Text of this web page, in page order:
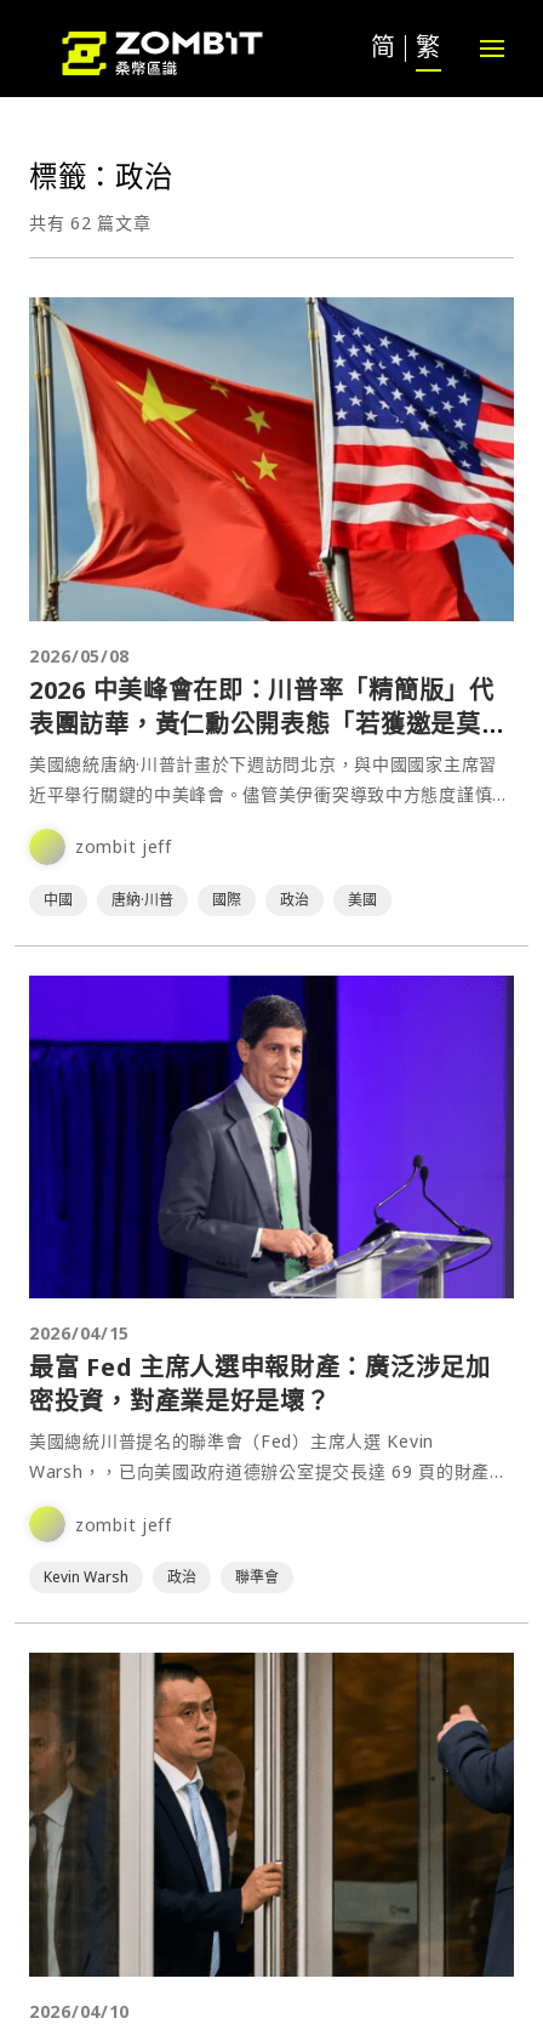
简 繁
標籤：政治
共有 62 篇文章
2026/05/08
2026 中美峰會在即：川普率「精簡版」代
表團訪華，黃仁勳公開表態「若獲邀是莫大
榮幸」
美國總統唐納·川普計畫於下週訪問北京，與中國國家主席習
近平舉行關鍵的中美峰會。儘管美伊衝突導致中方態度謹慎，
但川普的行程預計如期推進。值得關注的是，此次隨行的美國
企⋯ zombit jeff
中國 唐納·川普 國際 政治 美國
2026/04/15
最富 Fed 主席人選申報財產：廣泛涉足加
密投資，對產業是好是壞？
美國總統川普提名的聯準會（Fed）主席人選 Kevin
Warsh，，已向美國政府道德辦公室提交長達 69 頁的財產申
報文件，完成聽證會前的最後一道行政程序，預計將於下週舉
行確認聽證。⋯
zombit jeff
Kevin Warsh 政治 聯準會
2026/04/10